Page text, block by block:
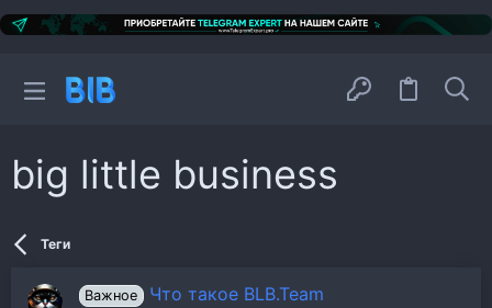
big little business
Теги
Важное Что такое BLB.Team